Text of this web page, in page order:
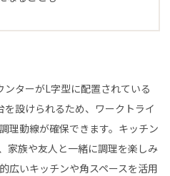
ターがL字型に配置されている
設けられるため、ワークトライ
理動線が確保できます。キッチン
家族や友人と一緒に調理を楽しみ
広いキッチンや角スペースを活用